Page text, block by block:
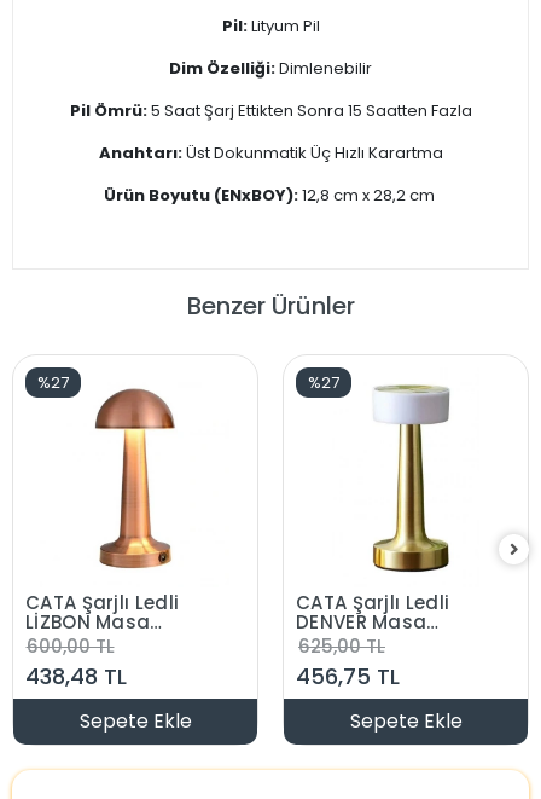
Pil:Lityum Pil
Dim Özelliği:Dimlenebilir
Pil Ömrü:5 Saat Şarj Ettikten Sonra 15 Saatten Fazla
Anahtarı:Üst Dokunmatik Üç Hızlı Karartma
Ürün Boyutu (ENxBOY):12,8 cm x 28,2 cm
Benzer Ürünler
%27
CATA Şarjlı Ledli
LİZBON Masa
Lambası 3 Renk Işık
Abajur
600,00 TL
438,48 TL
Sepete Ekle
%27
CATA Şarjlı Ledli
DENVER Masa
Lambası 3 Renk Işık
Abajur
625,00 TL
456,75 TL
Sepete Ekle